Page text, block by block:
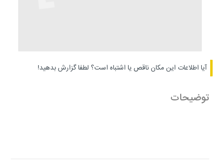
آیا اطلاعات این مکان ناقص یا اشتباه است؟ لطفا گزارش بدهید!
توضیحات